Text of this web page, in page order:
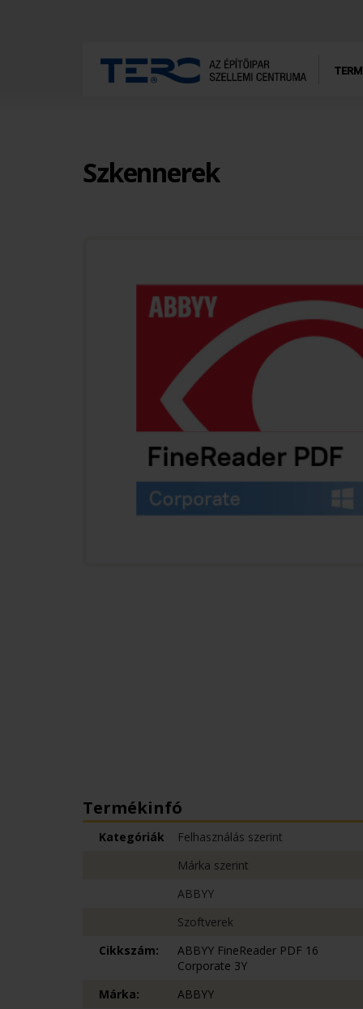
Szkennerek
Termékinfó
Kategóriák
Felhasználás szerint
Márka szerint
ABBYY
Szoftverek
Cikkszám:
ABBYY FineReader PDF 16
Corporate 3Y
Márka:
ABBYY